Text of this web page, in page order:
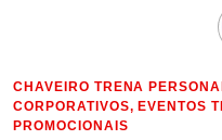
CHAVEIRO TRENA
CORPORATIVOS, EVENTOS
PROMOCIONAIS